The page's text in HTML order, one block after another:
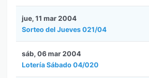
Sorteo del Jueves 021/04
jue, 11 mar 2004
Lotería Sábado 04/020
sáb, 06 mar 2004